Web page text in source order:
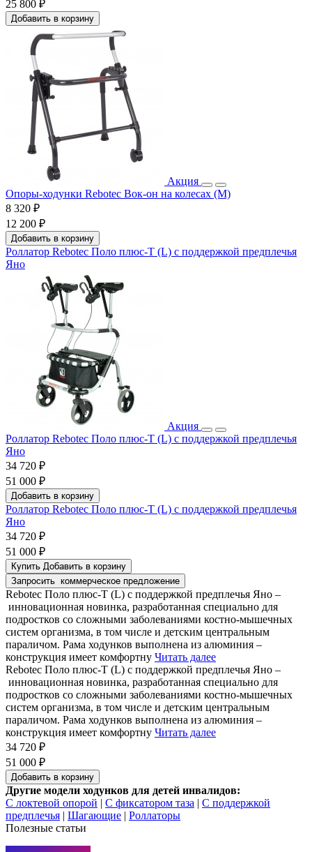
25 800 ₽
Добавить в корзину
Акция
Опоры-ходунки Rebotec Вок-он на колесах (M)
8 320 ₽
12 200 ₽
Добавить в корзину
Роллатор Rebotec Поло плюс-Т (L) с поддержкой предплечья
Яно
Акция
Роллатор Rebotec Поло плюс-Т (L) с поддержкой предплечья
Яно
34 720 ₽
51 000 ₽
Добавить в корзину
Роллатор Rebotec Поло плюс-Т (L) с поддержкой предплечья
Яно
34 720 ₽
51 000 ₽
Купить Добавить в корзину
Запросить коммерческое предложение
Rebotec Поло плюс-Т (L) с поддержкой предплечья Яно –
инновационная новинка, разработанная специально для
подростков со сложными заболеваниями костно-мышечных
систем организма, в том числе и детским центральным
параличом. Рама ходунков выполнена из алюминия –
конструкция имеет комфортну Читать далее
Rebotec Поло плюс-Т (L) с поддержкой предплечья Яно –
инновационная новинка, разработанная специально для
подростков со сложными заболеваниями костно-мышечных
систем организма, в том числе и детским центральным
параличом. Рама ходунков выполнена из алюминия –
конструкция имеет комфортну Читать далее
34 720 ₽
51 000 ₽
Добавить в корзину
Другие модели ходунков для детей инвалидов:
C локтевой опорой | С фиксатором таза | С поддержкой
предплечья | Шагающие | Роллаторы
Полезные статьи